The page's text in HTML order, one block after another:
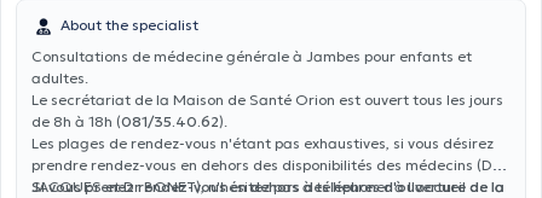
About the specialist
Consultations de médecine générale à Jambes pour enfants et
adultes.
Le secrétariat de la Maison de Santé Orion est ouvert tous les jours
de 8h à 18h (081/35.40.62).
Les plages de rendez-vous n'étant pas exhaustives, si vous désirez
prendre rendez-vous en dehors des disponibilités des médecins (Dr
JACQUES et Dr BONET), n'hésitez pas à téléphoner à l'accueil de la
Si vous prenez rendez-vous en dehors des heures d'ouverture de la